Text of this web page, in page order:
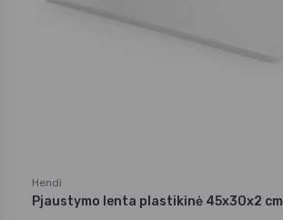
Hendi
Pjaustymo lenta plastikinė 45x30x2 cm